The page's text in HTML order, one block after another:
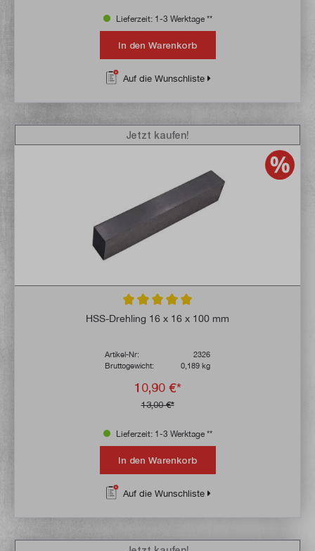
Lieferzeit: 1-3 Werktage **
In den Warenkorb
Auf die Wunschliste
Durchschnittliche Bewertung von 5 von 5
HSS-Drehling 16 x 16 x 100 mm
Artikel-Nr:
2326
Bruttogewicht:
0,189 kg
10,90 €*
13,00 €*
Jetzt kaufen!
Lieferzeit: 1-3 Werktage **
In den Warenkorb
Auf die Wunschliste